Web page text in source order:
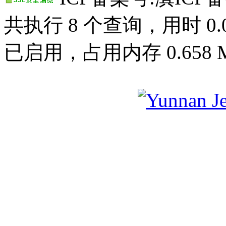
共执行 8 个查询，用时
已启用，占用内存 0.658